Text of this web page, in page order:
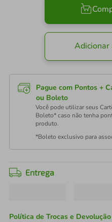
Adicionar
Pague com Pontos +
ou Boleto
Você pode utilizar seus
Boleto* caso não tenha
produto.
*Boleto exclusivo para
Entrega
Política de Trocas e Devolução